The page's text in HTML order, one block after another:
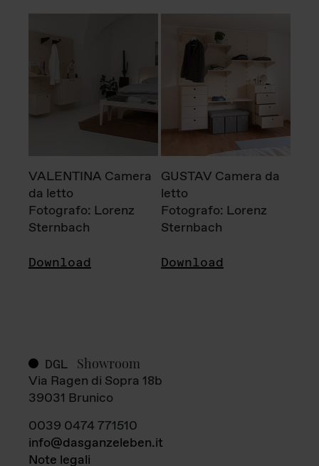
VALENTINA Camera
da letto
Fotografo: Lorenz
Sternbach
Download
GUSTAV Camera da
letto
Fotografo: Lorenz
Sternbach
Download
DGL Showroom
Via Ragen di Sopra 18b
39031 Brunico
0039 0474 771510
info@dasganzeleben.it
Note legali